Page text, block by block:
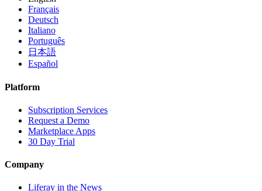
Français
Deutsch
Italiano
Português
日本語
Español
Platform
Subscription Services
Request a Demo
Marketplace Apps
30 Day Trial
Company
Liferay in the News